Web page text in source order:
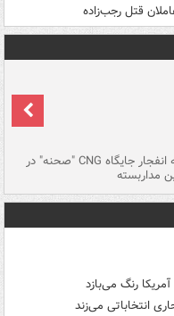
قتل رجب‌زاده
لحظه انفجار جایگاه CNG "صحنه" در
مداربسته
رنگ می‌بازد
انتخاباتی می‌زند